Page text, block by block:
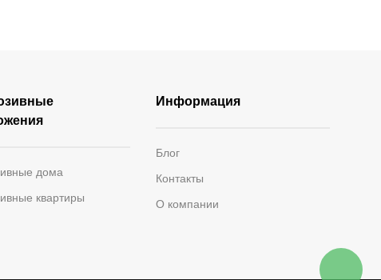
дома
квартиры
Информация
Блог
Контакты
О компании